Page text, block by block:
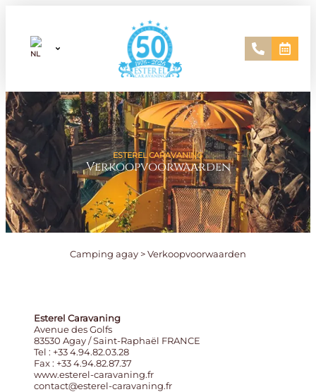
ESTEREL CARAVANING
Verkoopvoorwaarden
Camping agay >Verkoopvoorwaarden
Esterel Caravaning
Avenue des Golfs
83530 Agay / Saint-Raphaël FRANCE
Tel : +33 4.94.82.03.28
Fax : +33 4.94.82.87.37
www.esterel-caravaning.fr
contact@esterel-caravaning.fr